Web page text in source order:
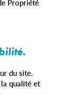
Propriété
du site.
qualité et